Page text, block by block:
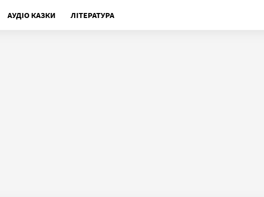
АУДІО КАЗКИ ЛІТЕРАТУРА